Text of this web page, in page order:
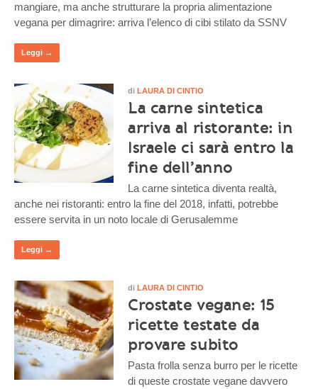
mangiare, ma anche strutturare la propria alimentazione
vegana per dimagrire: arriva l’elenco di cibi stilato da SSNV
Leggi →
di LAURA DI CINTIO
La carne sintetica
arriva al ristorante: in
Israele ci sarà entro la
fine dell’anno
La carne sintetica diventa realtà,
anche nei ristoranti: entro la fine del 2018, infatti, potrebbe
essere servita in un noto locale di Gerusalemme
Leggi →
di LAURA DI CINTIO
Crostate vegane: 15
ricette testate da
provare subito
Pasta frolla senza burro per le ricette
di queste crostate vegane davvero